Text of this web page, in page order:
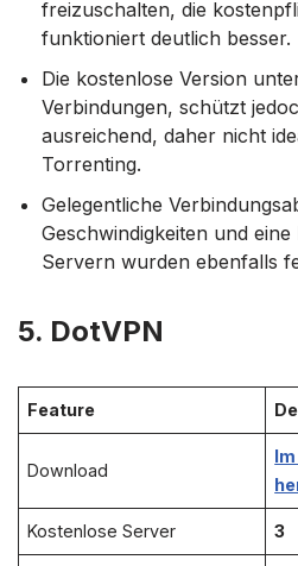
freizuschalten, die
funktioniert deutlich besser.
Die kostenlose Version
Verbindungen, schützt
ausreichend, daher nicht
Torrenting.
Gelegentliche
Geschwindigkeiten und
Servern wurden ebenfalls
5. DotVPN
Feature
Download
Kostenlose Server 3